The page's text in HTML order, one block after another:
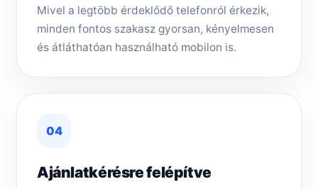
Mivel a legtöbb érdeklődő telefonról érkezik,
minden fontos szakasz gyorsan, kényelmesen
és átláthatóan használható mobilon is.
04
Ajánlatkérésre felépítve